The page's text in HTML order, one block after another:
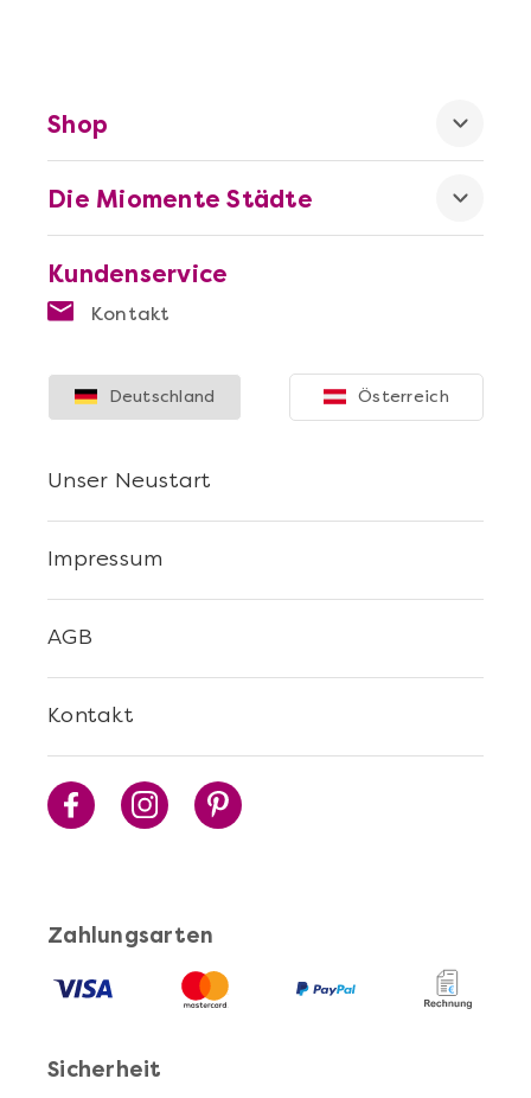
Kundenservice
Kontakt
Die Miomente Städte
Shop
Zahlungsarten
Sicherheit
Kontakt
AGB
Impressum
Unser Neustart
Deutschland Österreich